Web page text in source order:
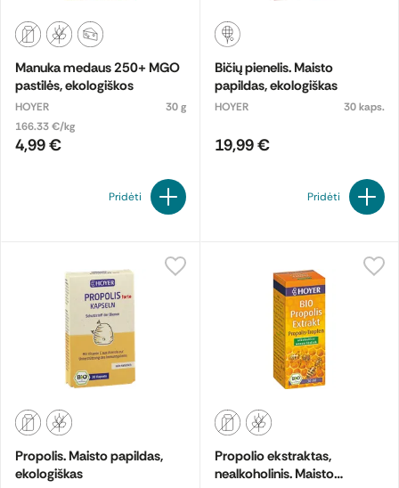
Manuka medaus 250+ MGO
pastilės, ekologiškos
HOYER
30 g
166.33 €/kg
4,99 €
Pridėti
Bičių pienelis. Maisto
papildas, ekologiškas
HOYER 30 kaps.
19,99 €
Pridėti
Propolis. Maisto papildas,
ekologiškas
Propolio ekstraktas,
nealkoholinis. Maisto